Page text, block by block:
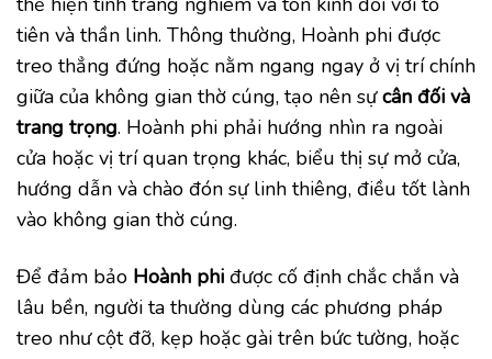
tiên và thần linh. Thông thường, Hoành phi được
treo thẳng đứng hoặc nằm ngang ngay ở vị trí chính
giữa của không gian thờ cúng, tạo nên sựcân đối và
trang trọng. Hoành phi phải hướng nhìn ra ngoài
cửa hoặc vị trí quan trọng khác, biểu thị sự mở cửa,
hướng dẫn và chào đón sự linh thiêng, điều tốt lành
vào không gian thờ cúng.
Để đảm bảo Hoành phi được cố định chắc chắn và
lâu bền, người ta thường dùng các phương pháp
treo như cột đỡ, kẹp hoặc gài trên bức tường, hoặc